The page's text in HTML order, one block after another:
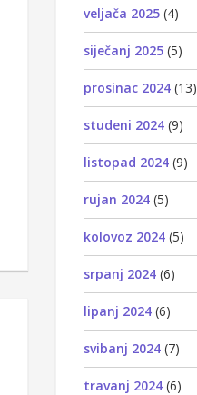
veljača 2025 (4)
siječanj 2025 (5)
prosinac 2024 (13)
studeni 2024 (9)
listopad 2024 (9)
rujan 2024 (5)
kolovoz 2024 (5)
srpanj 2024 (6)
lipanj 2024 (6)
svibanj 2024 (7)
travanj 2024 (6)